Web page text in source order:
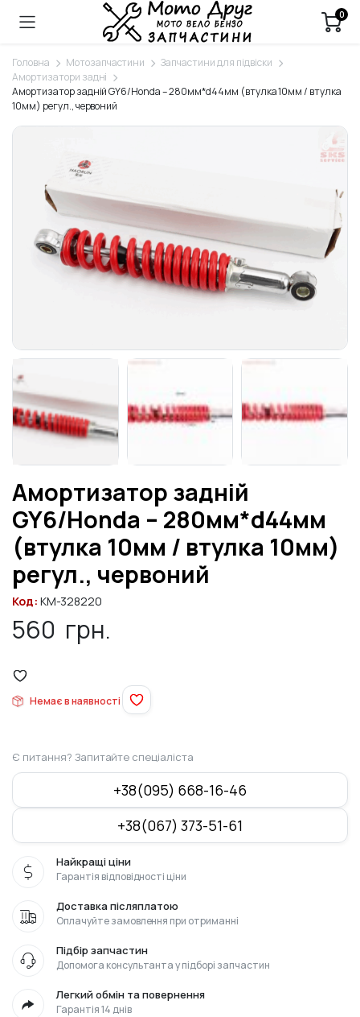
0
Головна Мотозапчастини
Запчастини для підвіски
Амортизатори задні
Амортизатор задній GY6/Honda – 280мм*d44мм (втулка 10мм / втулка
10мм) регул., червоний
Амортизатор задній
GY6/Honda – 280мм*d44мм
(втулка 10мм / втулка 10мм)
регул., червоний
Код: KM-328220
560 грн.
Немає в наявності
Є питання? Запитайте спеціаліста
+38(095) 668-16-46
+38(067) 373-51-61
Найкращі ціни
Гарантія відповідності ціни
Доставка післяплатою
Оплачуйте замовлення при отриманні
Підбір запчастин
Допомога консультанта у підборі запчастин
Легкий обмін та повернення
Гарантія 14 днів